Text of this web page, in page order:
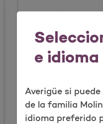
e idioma
Averigüe si
de la familia
idioma preferido
Buscar
Busque
cubiertos y
un plan de